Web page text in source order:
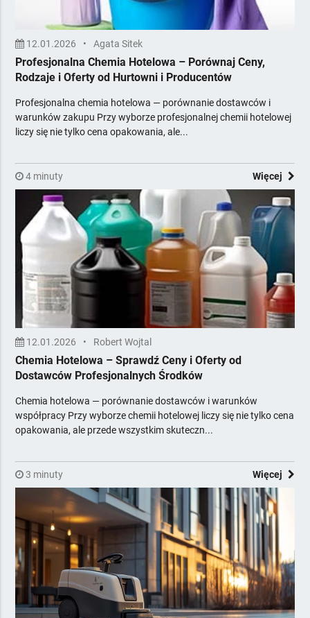
12.01.2026 • Agata Sitek
Profesjonalna Chemia Hotelowa – Porównaj Ceny,
Rodzaje i Oferty od Hurtowni i Producentów
Profesjonalna chemia hotelowa — porównanie dostawców i
warunków zakupu Przy wyborze profesjonalnej chemii hotelowej
liczy się nie tylko cena opakowania, ale...
4 minuty Więcej
12.01.2026 • Robert Wojtal
Chemia Hotelowa – Sprawdź Ceny i Oferty od
Dostawców Profesjonalnych Środków
Chemia hotelowa — porównanie dostawców i warunków
współpracy Przy wyborze chemii hotelowej liczy się nie tylko cena
opakowania, ale przede wszystkim skuteczn...
3 minuty Więcej